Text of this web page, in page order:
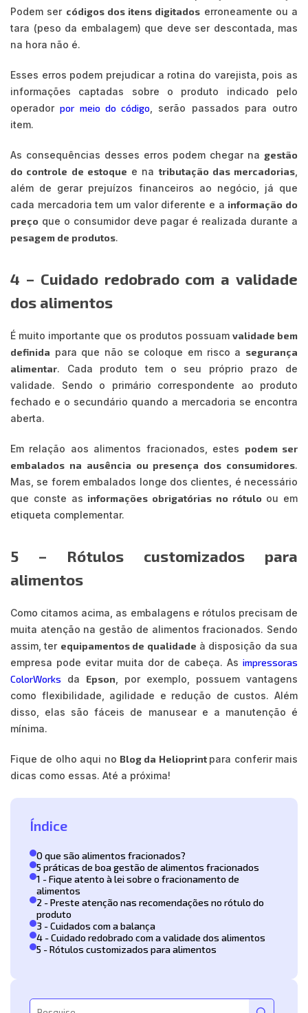
Podem ser códigos dos itens digitados erroneamente ou a
tara (peso da embalagem) que deve ser descontada, mas
na hora não é.
Esses erros podem prejudicar a rotina do varejista, pois as
informações captadas sobre o produto indicado pelo
operadorpor meio do código , serão passados para outro
item.
As consequências desses erros podem chegar na gestão
do controle de estoque e natributação das mercadorias
além de gerar prejuízos financeiros ao negócio, já que
cada mercadoria tem um valor diferente e a informação do
preço que o consumidor deve pagar é realizada durante a
pesagem de produtos.
4 – Cuidado redobrado com a validade
dos alimentos
É muito importante que os produtos possuam validade bem
definida para que não se coloque em risco a segurança
alimentar. Cada produto tem o seu próprio prazo de
validade. Sendo o primário correspondente ao produto
fechado e o secundário quando a mercadoria se encontra
aberta.
Em relação aos alimentos fracionados, estes podem ser
embalados na ausência ou presença dos consumidores.
Mas, se forem embalados longe dos clientes, é necessário
que conste as informações obrigatórias no rótuloou em
etiqueta complementar.
5 – Rótulos customizados para
alimentos
Como citamos acima, as embalagens e rótulos precisam de
muita atenção na gestão de alimentos fracionados. Sendo
assim, ter equipamentos de qualidade à disposição da sua
empresa pode evitar muita dor de cabeça. As impressoras
ColorWorks da Epson , por exemplo, possuem vantagens
como flexibilidade, agilidade e redução de custos. Além
disso, elas são fáceis de manusear e a manutenção é
mínima.
Fique de olho aqui no Blog da Helioprint para conferir mais
dicas como essas. Até a próxima!
Índice
O que são alimentos fracionados?
5 práticas de boa gestão de alimentos fracionados
1 - Fique atento à lei sobre o fracionamento de
alimentos
2 - Preste atenção nas recomendações no rótulo do
produto
3 - Cuidados com a balança
4 - Cuidado redobrado com a validade dos alimentos
5 - Rótulos customizados para alimentos